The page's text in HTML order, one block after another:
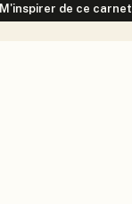
M'inspirer de ce carnet